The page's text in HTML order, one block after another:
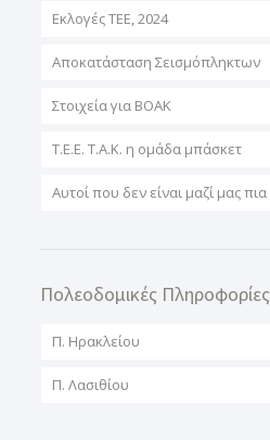
Εκλογές ΤΕΕ, 2024
Αποκατάσταση Σεισμόπληκτων
Στοιχεία για ΒΟΑΚ
T.E.E. T.A.K. η ομάδα μπάσκετ
Αυτοί που δεν είναι μαζί μας πια
Πολεοδομικές Πληροφορίες
Π. Ηρακλείου
Π. Λασιθίου